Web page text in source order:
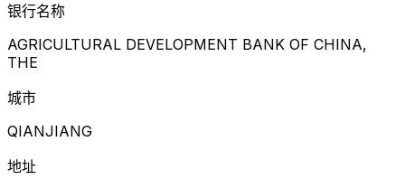
银行名称
AGRICULTURAL DEVELOPMENT BANK OF CHINA,
THE
城市
QIANJIANG
地址